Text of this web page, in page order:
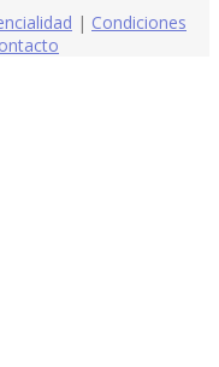
| Condiciones